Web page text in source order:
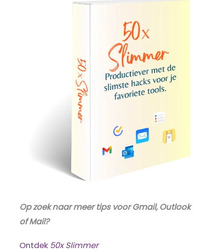
Op zoek naar meer tips voor Gmail, Outlook
of Mail?
Ontdek 50x Slimmer